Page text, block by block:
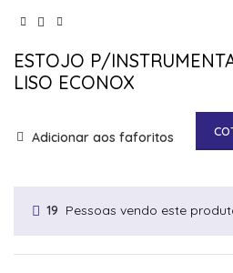
ESTOJO P/
LISO ECONOX
Adicionar aos faforitos
19 Pessoas vendo este